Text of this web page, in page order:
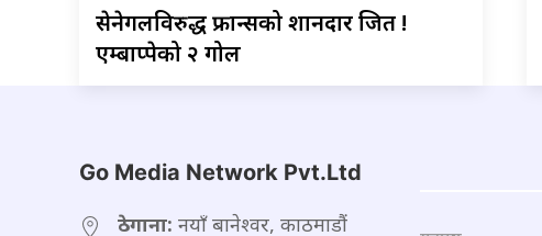
सेनेगलविरुद्धफ्रान्सको शानदार जित !
एम्बाप्पेको २ गोल
Go Media Network Pvt.Ltd
ठेगाना: नयाँ बानेश्वर, काठमाडौं